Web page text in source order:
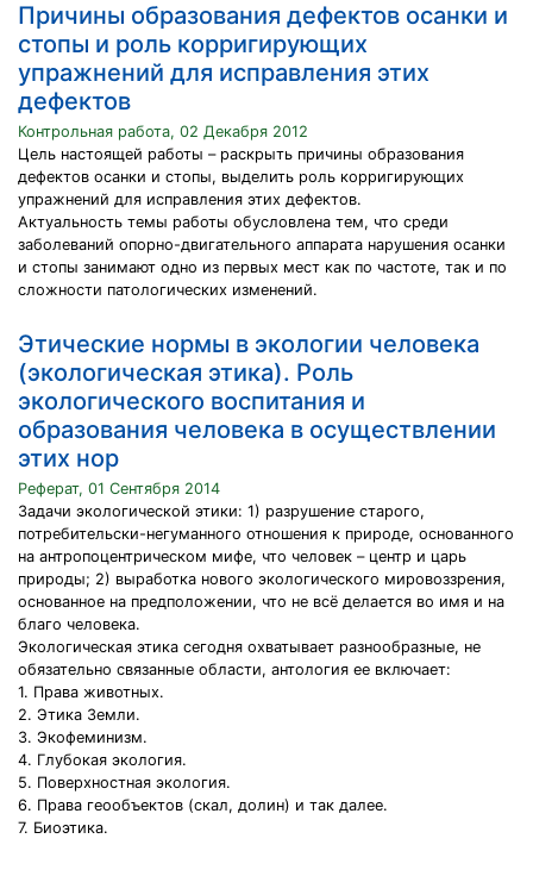
Причины образования дефектов осанки и
стопы и роль корригирующих
упражнений для исправления этих
дефектов
Контрольная работа, 02 Декабря 2012
Цель настоящей работы – раскрыть причины образования
дефектов осанки и стопы, выделить роль корригирующих
упражнений для исправления этих дефектов.
Актуальность темы работы обусловлена тем, что среди
заболеваний опорно-двигательного аппарата нарушения осанки
и стопы занимают одно из первых мест как по частоте, так и по
сложности патологических изменений.
Этические нормы в экологии человека
(экологическая этика). Роль
экологического воспитания и
образования человека в осуществлении
этих нор
Реферат, 01 Сентября 2014
Задачи экологической этики: 1) разрушение старого,
потребительски-негуманного отношения к природе, основанного
на антропоцентрическом мифе, что человек – центр и царь
природы; 2) выработка нового экологического мировоззрения,
основанное на предположении, что не всё делается во имя и на
благо человека.
Экологическая этика сегодня охватывает разнообразные, не
обязательно связанные области, антология ее включает:
1. Права животных.
2. Этика Земли.
3. Экофеминизм.
4. Глубокая экология.
5. Поверхностная экология.
6. Права геообъектов (скал, долин) и так далее.
7. Биоэтика.